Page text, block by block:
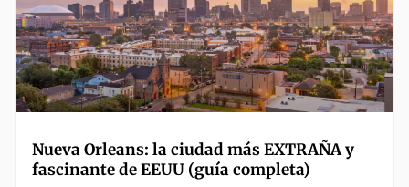
Nueva Orleans: la ciudad más EXTRAÑA y
fascinante de EEUU (guía completa)